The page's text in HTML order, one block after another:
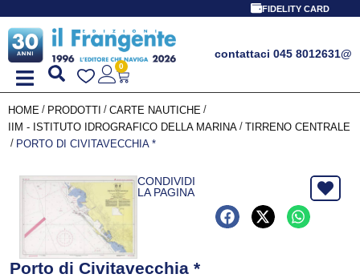
FIDELITY CARD
contattaci 045 8012631@
0
HOME / PRODOTTI / CARTE NAUTICHE /
IIM - ISTITUTO IDROGRAFICO DELLA MARINA / TIRRENO CENTRALE
/ PORTO DI CIVITAVECCHIA *
CONDIVIDI
LA PAGINA
Porto di Civitavecchia *